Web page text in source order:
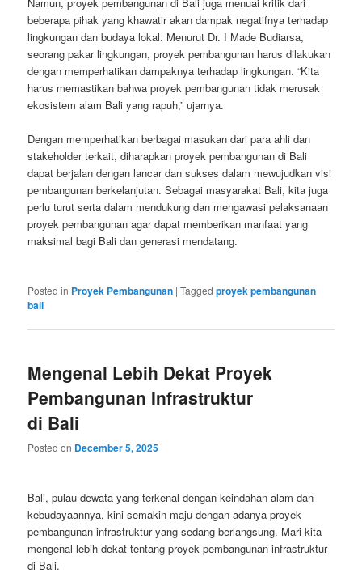
beberapa pihak yang khawatir akan dampak negatifnya terhadap
lingkungan dan budaya lokal. Menurut Dr. I Made Budiarsa,
seorang pakar lingkungan, proyek pembangunan harus dilakukan
dengan memperhatikan dampaknya terhadap lingkungan. “Kita
harus memastikan bahwa proyek pembangunan tidak merusak
ekosistem alam Bali yang rapuh,” ujarnya.
Dengan memperhatikan berbagai masukan dari para ahli dan
stakeholder terkait, diharapkan proyek pembangunan di Bali
dapat berjalan dengan lancar dan sukses dalam mewujudkan visi
pembangunan berkelanjutan. Sebagai masyarakat Bali, kita juga
perlu turut serta dalam mendukung dan mengawasi pelaksanaan
proyek pembangunan agar dapat memberikan manfaat yang
maksimal bagi Bali dan generasi mendatang.
Posted in Proyek Pembangunan |Tagged proyek pembangunan
bali
Mengenal Lebih Dekat Proyek
Pembangunan Infrastruktur
di Bali
Posted on December 5, 2025
Bali, pulau dewata yang terkenal dengan keindahan alam dan
kebudayaannya, kini semakin maju dengan adanya proyek
pembangunan infrastruktur yang sedang berlangsung. Mari kita
mengenal lebih dekat tentang proyek pembangunan infrastruktur
di Bali.